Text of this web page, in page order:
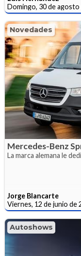
Domingo, 30 de agosto
Novedades
Mercedes-Benz
La marca alemana le
Jorge Blancarte
Viernes, 12 de junio de
Autoshows